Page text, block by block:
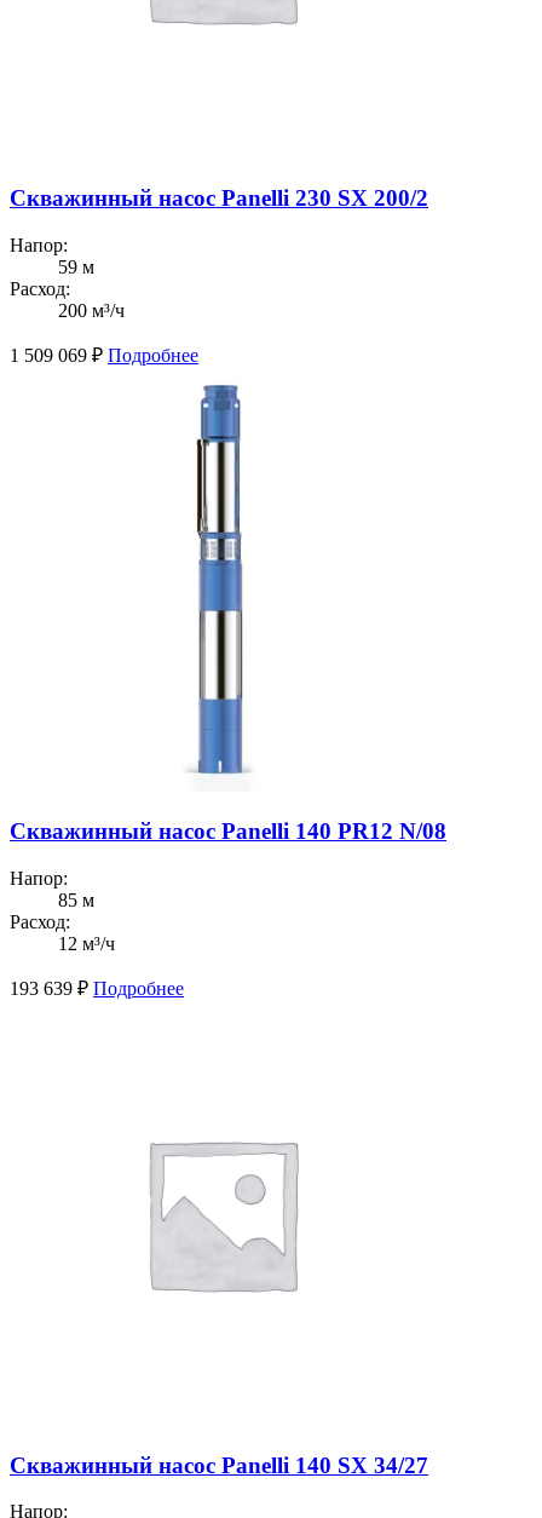
Скважинный насос Panelli 230 SX 200/2
Напор:
59 м
Расход:
200 м³/ч
1 509 069 ₽ Подробнее
Скважинный насос Panelli 140 PR12 N/08
Напор:
85 м
Расход:
12 м³/ч
193 639 ₽ Подробнее
Скважинный насос Panelli 140 SX 34/27
Напор: